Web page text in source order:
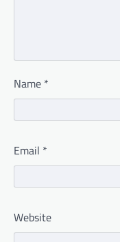
Name *
Email *
Website